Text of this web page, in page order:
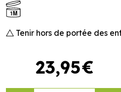
1M
Tenir hors de portée des
23,95€